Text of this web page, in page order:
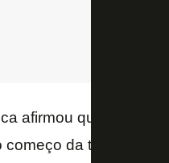
afirmou que os
começo da trajetória